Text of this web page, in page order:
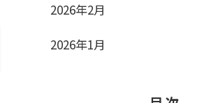
2026年2月
2026年1月